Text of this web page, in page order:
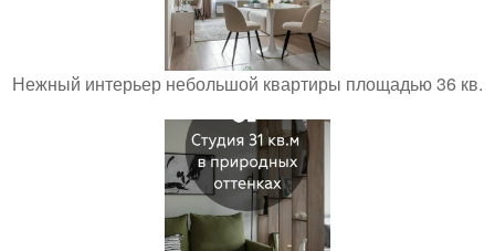
Нежный интерьер небольшой квартиры площадью 36 кв.